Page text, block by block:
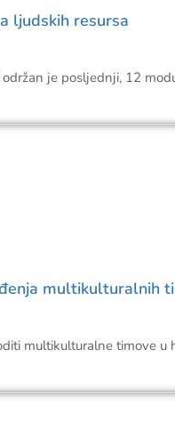
ljudskih resursa
je posljednji, 12
multikulturalnih
multikulturalne timove u